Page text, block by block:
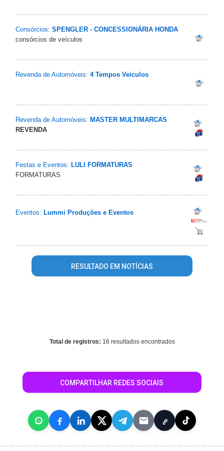
Consórcios: SPENGLER - CONCESSIONÁRIA HONDA
consórcios de veículos
Revenda de Automóveis: 4 Tempos Veiculos
Revenda de Automóveis: MASTER MULTIMARCAS
REVENDA
Festas e Eventos: LULI FORMATURAS
FORMATURAS
Eventos: Lummi Produções e Eventos
RESULTADO EM NOTÍCIAS
Total de registros: 16 resultados encontrados
COMPARTILHAR REDES SOCIAIS